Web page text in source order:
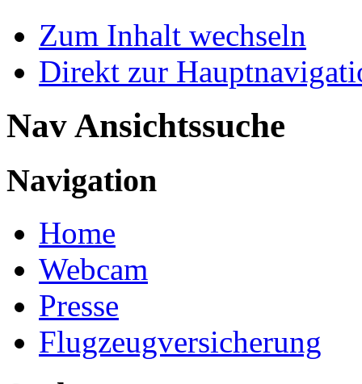
Zum Inhalt wechseln
Direkt zur
Nav Ansichtssuche
Navigation
Home
Webcam
Presse
Flugzeugversicherung